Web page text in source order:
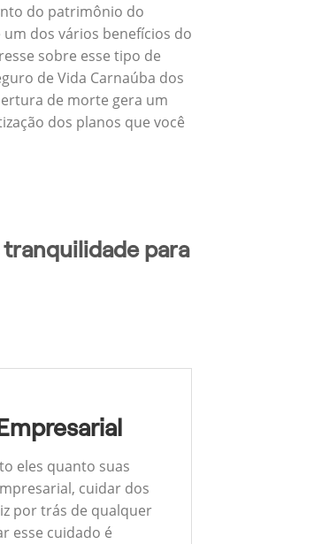
do patrimônio do
dos vários benefícios do
sobre esse tipo de
de Vida Carnaúba dos
de morte gera um
dos planos que você
para
eles quanto suas
cuidar dos
por trás de qualquer
esse cuidado é